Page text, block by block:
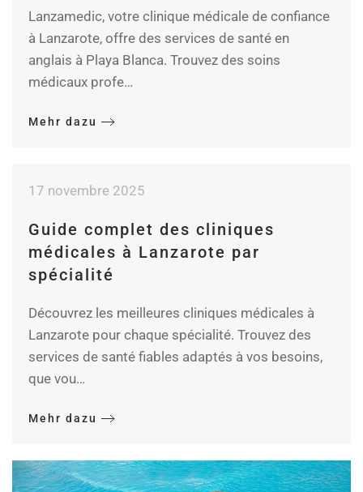
Lanzamedic, votre clinique médicale de confiance
à Lanzarote, offre des services de santé en
anglais à Playa Blanca. Trouvez des soins
médicaux profe…
Mehr dazu
17 novembre 2025
Guide complet des cliniques
médicales à Lanzarote par
spécialité
Découvrez les meilleures cliniques médicales à
Lanzarote pour chaque spécialité. Trouvez des
services de santé fiables adaptés à vos besoins,
que vou…
Mehr dazu